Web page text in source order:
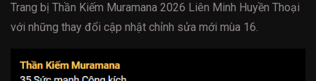
Trang bị Thần Kiếm Muramana 2026 Liên Minh Huyền Thoại
với những thay đổi cập nhật chỉnh sửa mới mùa 16.